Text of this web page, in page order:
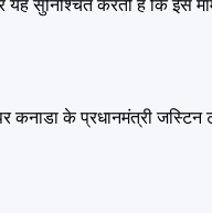
यह सुनिश्चित करती है कि इस
कनाडा के प्रधानमंत्री